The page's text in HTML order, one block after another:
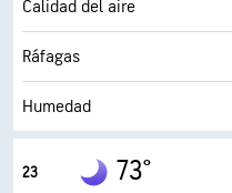
Nubosidad
Visibilidad
Calidad del aire
Ráfagas
Humedad
Punto de rocío
23 73°